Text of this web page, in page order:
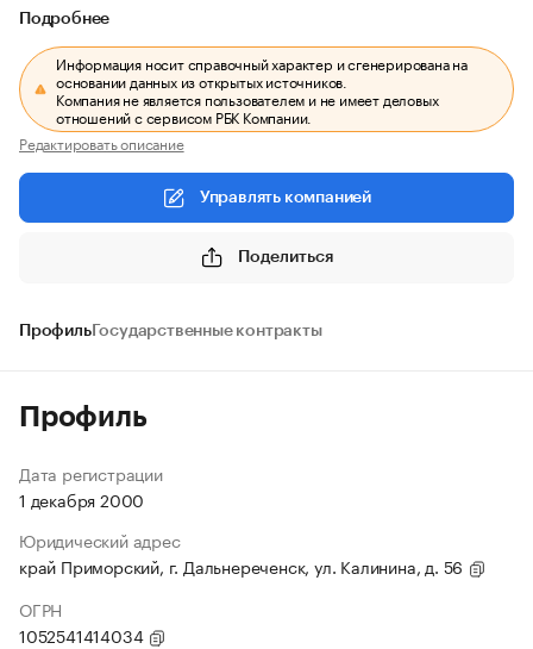
Подробнее
Информация носит справочный характер и сгенерирована на
основании данных из открытых источников.
Компания не является пользователем и не имеет деловых
отношений с сервисом РБК Компании.
Редактировать описание
Управлять компанией
Поделиться
ПрофильГосударственные контракты
Профиль
Дата регистрации
1 декабря 2000
Юридический адрес
край Приморский, г. Дальнереченск, ул. Калинина, д. 56
ОГРН
1052541414034